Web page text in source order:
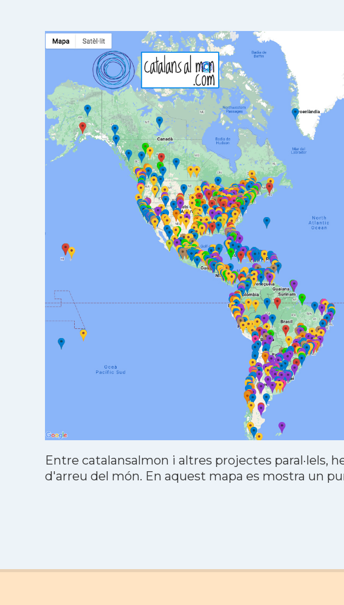
Entre catalansalmon i altres projectes paral·lels,
d'arreu del món. En aquest mapa es mostra un